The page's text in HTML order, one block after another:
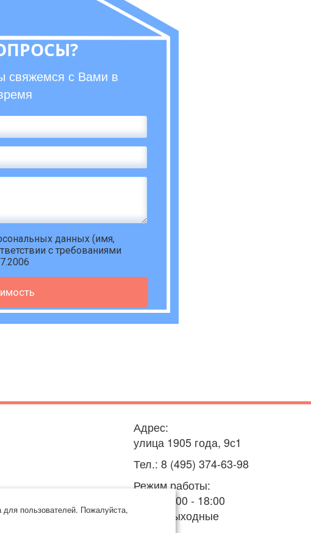
свяжемся с Вами в
данных (имя,
с требованиями
Адрес:
улица 1905 года, 9с1
Тел.: 8 (495) 374-63-98
Режим работы:
пн-пт: 9:00 - 18:00
сб-вс: выходные
пользователей. Пожалуйста,